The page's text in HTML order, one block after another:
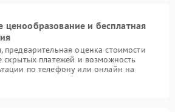
ценообразование и бесплатная
предварительная оценка стоимости
скрытых платежей и возможность
по телефону или онлайн на